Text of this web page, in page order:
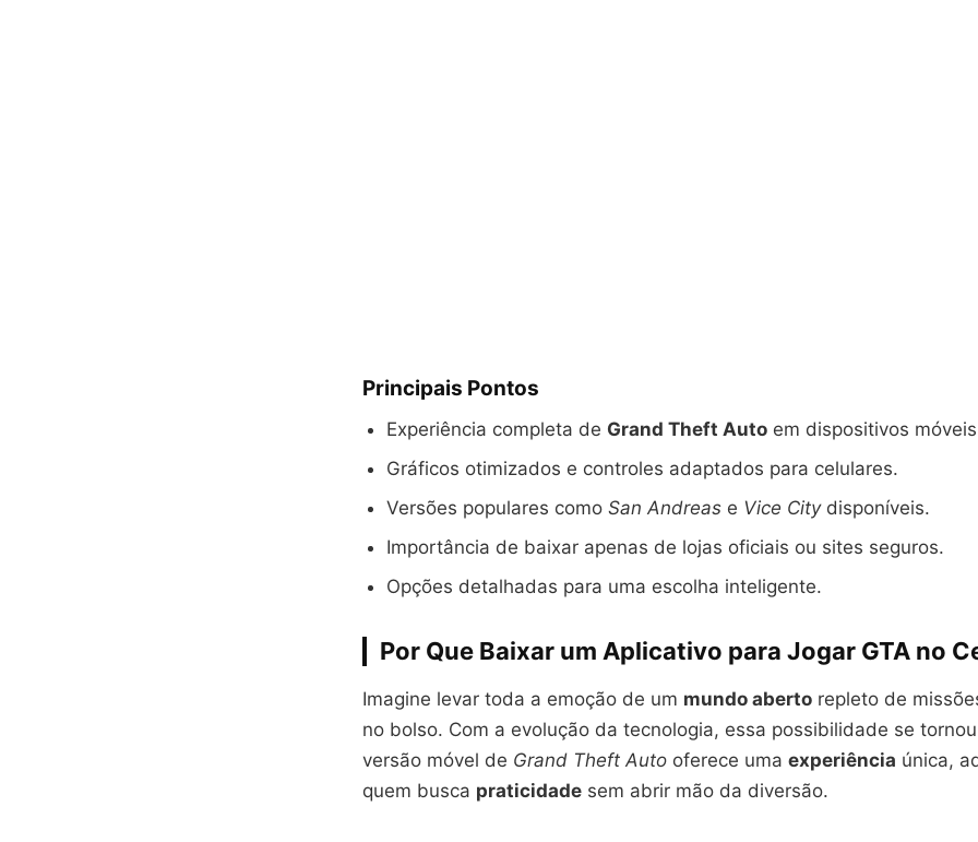
Principais Pontos
Experiência completa de Grand Theft Auto em dispositivos
Gráficos otimizados e controles adaptados para celulares.
Versões populares como San Andreas e Vice Citydisponíveis.
Importância de baixar apenas de lojas oficiais ou sites seguros.
Opções detalhadas para uma escolha inteligente.
Por Que Baixar um Aplicativo para Jogar GTA no
Imagine levar toda a emoção de um mundo aberto repleto de
no bolso. Com a evolução da tecnologia, essa possibilidade se
versão móvel de Grand Theft Auto oferece uma experiência única,
quem busca praticidade sem abrir mão da diversão.